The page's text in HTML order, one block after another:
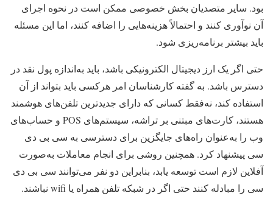
بود. سایر متصدیان بخش خصوصی ممکن است در نحوه اجرای
آن نوآوری کنند و احتمالاً هزینه‌هایی را اضافه کنند، اما این مسئله
باید بیشتر برنامه‌ریزی شود.
حتی اگر یک ارز دیجیتال الکترونیکی باشد، باید به‌اندازه پول نقد در
دسترس باشد. به گفته کارشناسان امر هرکسی باید بتواند از آن
استفاده کند، نه‌فقط کسانی که دارای جدیدترین تلفن‌های هوشمند
هستند، کارت‌های مبتنی بر تراشه، سیستم‌های POS و حساب‌های
وب را به‌عنوان راه‌های جایگزین برای دسترسی به سی بی دی
سی پیشنهاد کرد. همچنین روشی برای انجام معاملات به‌صورت
آفلاین لازم است توسعه یابد، بنابراین دو نفر می‌توانند سی بی دی
سی را مبادله کنند حتی اگر در شبکه تلفن همراه یا wifi نباشند.